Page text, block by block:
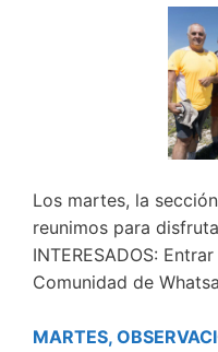
Los martes, la
reunimos para
INTERESADOS:
Comunidad de
MARTES,